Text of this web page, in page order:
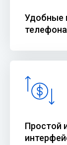
Удобные
телефона
Простой